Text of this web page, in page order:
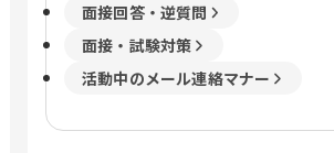
面接回答・逆質問
面接・試験対策
活動中のメール連絡マナー